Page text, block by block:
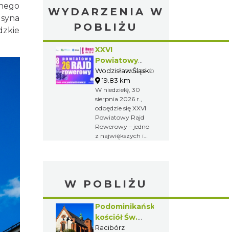
WYDARZENIA W
POBLIŻU
XXVI
Powiatowy
Rajd
Rowerowy
Wodzisław Śląski
2026-08-30
19.83 km
W niedzielę, 30
sierpnia 2026 r.,
odbędzie się XXVI
Powiatowy Rajd
Rowerowy – jedno
z największych i
regionie.
rozpocznie się w
Wodzisławiu
Śląskim, a
zakończy w
W POBLIŻU
Podominikański
kościół Św.
Jakuba w
Racibórz